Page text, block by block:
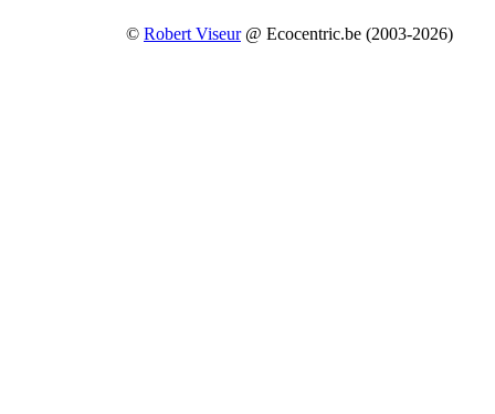
© Robert Viseur@ Ecocentric.be (2003-2026)